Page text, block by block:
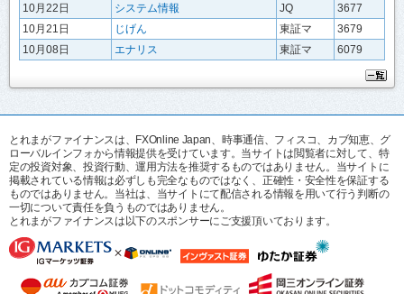
10月22日
システム情報 JQ
3677
10月21日
じげん 東証マ
3679
10月08日
エナリス 東証マ 6079
とれまがファイナンスは、FXOnline Japan、時事通信、フィスコ、カブ知恵、グ
ローバルインフォから情報提供を受けています。当サイトは閲覧者に対して、特
定の投資対象、投資行動、運用方法を推奨するものではありません。当サイトに
掲載されている情報は必ずしも完全なものではなく、正確性・安全性を保証する
ものではありません。当社は、当サイトにて配信される情報を用いて行う判断の
一切について責任を負うものではありません。
とれまがファイナンスは以下のスポンサーにご支援頂いております。